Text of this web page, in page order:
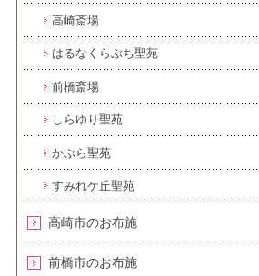
高崎斎場
はるなくらぶち聖苑
前橋斎場
しらゆり聖苑
かぶら聖苑
すみれケ丘聖苑
高崎市のお布施
前橋市のお布施